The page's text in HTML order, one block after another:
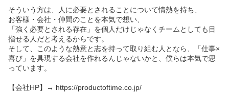
そういう方は、人に必要とされることについて情熱を持ち、
お客様・会社・仲間のことを本気で想い、
「強く必要とされる存在」を個人だけじゃなくチームとしても目
指せる人だと考えるからです。
そして、このような熱意と志を持って取り組む人となら、「仕事×
喜び」を具現する会社を作れるんじゃないかと、僕らは本気で思
っています。
【会社HP】→ https://productoftime.co.jp/